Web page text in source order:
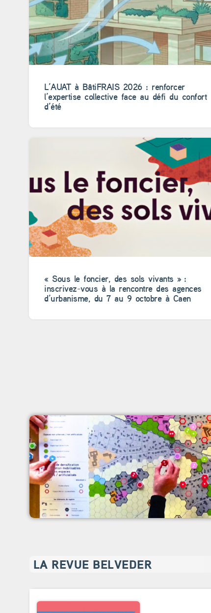
L’AUAT à BâtiFRAIS 2026 : renforcer
l’expertise collective face au défi du confort
d’été
« Sous le foncier, des sols vivants » :
inscrivez-vous à la rencontre des agences
d’urbanisme, du 7 au 9 octobre à Caen
LA REVUE BELVEDER